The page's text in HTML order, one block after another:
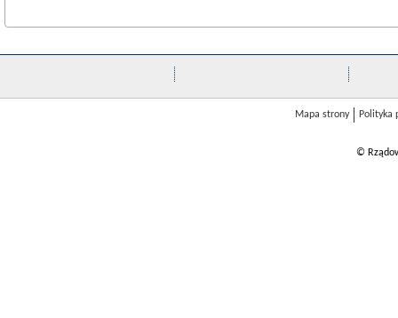
Mapa strony Polityka
©